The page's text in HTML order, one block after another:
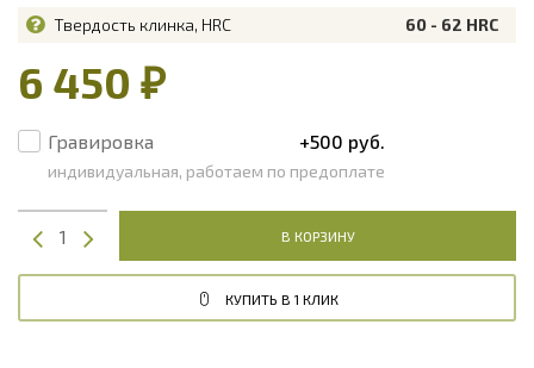
Твердость клинка, HRC 60 - 62 HRC
6 450 ₽
Гравировка +500 руб.
индивидуальная, работаем по предоплате
В КОРЗИНУ
КУПИТЬ В 1 КЛИК